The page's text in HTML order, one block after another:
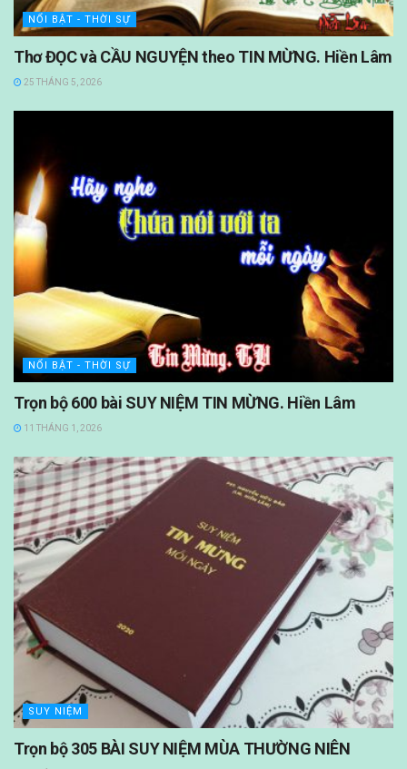
NỔI BẬT - THỜI SỰ
Thơ ĐỌC và CẦU NGUYỆN theo TIN MỪNG. Hiền Lâm
25 THÁNG 5, 2026
NỔI BẬT - THỜI SỰ
Trọn bộ 600 bài SUY NIỆM TIN MỪNG. Hiền Lâm
11 THÁNG 1, 2026
SUY NIỆM
Trọn bộ 305 BÀI SUY NIỆM MÙA THƯỜNG NIÊN